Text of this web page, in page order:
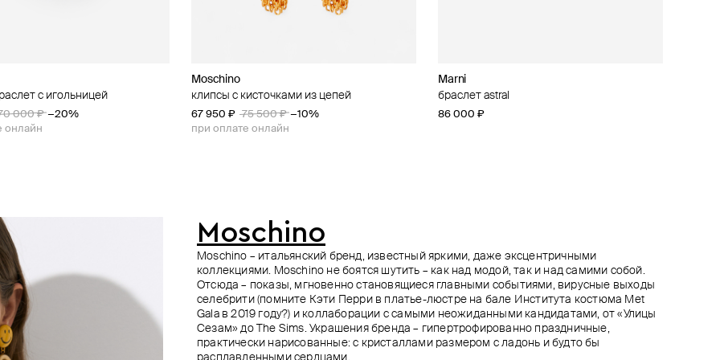
с игольницей
000 ₽ −20%
онлайн
Moschino
клипсы с кисточками из цепей
67 950 ₽ 75 500 ₽ −10%
при оплате онлайн
Marni
браслет astral
86 000 ₽
MM6 Maison Margiela
золотистый жесткий браслет
60 000 ₽
Swarovski
позолоченное колье с подвеской mesmera
14 600 ₽
Marni
брелок «кошка»
56 000 ₽
L'VIBE
серьги-пусеты из золота с грантами и
фианитами
с подвесками
500 ₽ −10%
онлайн
Hugo Kreit
позолоченный браслет из латуни nail twist
42 000 ₽
Brosway
позолоченный браслет с подвесками
chakra
Moschino
Moschino – итальянский бренд, известный яркими, даже эксцентричными
коллекциями. Moschino не боятся шутить – как над модой, так и над самими собой.
Отсюда – показы, мгновенно становящиеся главными событиями, вирусные выходы
селебрити (помните Кэти Перри в платье-люстре на бале Института костюма Met
Gala в 2019 году?) и коллаборации с самыми неожиданными кандидатами, от «Улицы
Сезам» до The Sims. Украшения бренда – гипертрофированно праздничные,
практически нарисованные: с кристаллами размером с ладонь и будто бы
расплавленными сердцами.